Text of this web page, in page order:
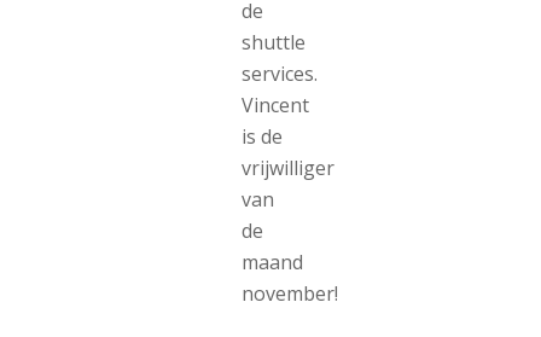
de
shuttle
services.
Vincent
is de
vrijwilliger
van
de
maand
november!